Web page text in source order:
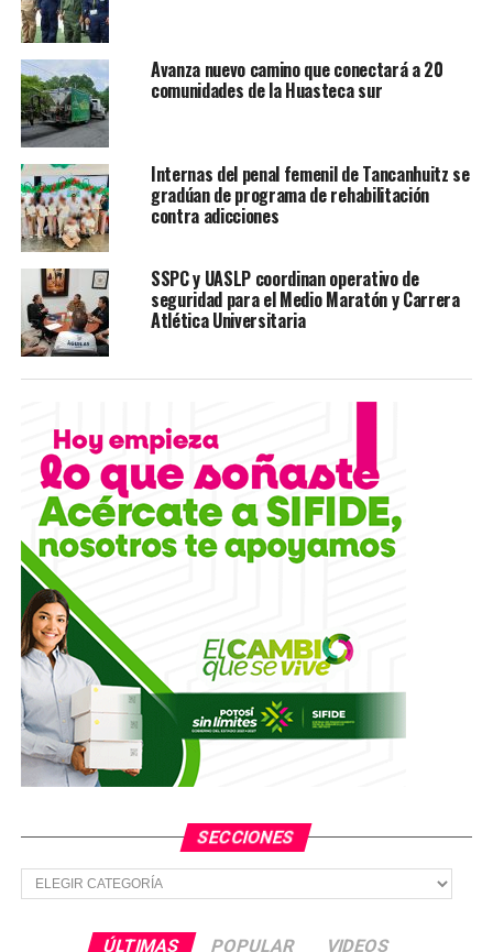
Avanza nuevo camino que conectará a 20
comunidades de la Huasteca sur
Internas del penal femenil de Tancanhuitz se
gradúan de programa de rehabilitación
contra adicciones
SSPC y UASLP coordinan operativo de
seguridad para el Medio Maratón y Carrera
Atlética Universitaria
SECCIONES
Secciones
ÚLTIMAS POPULAR VIDEOS